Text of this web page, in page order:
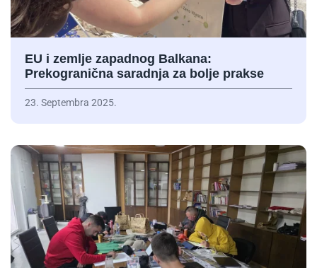
EU i zemlje zapadnog Balkana:
Prekogranična saradnja za bolje prakse
23. Septembra 2025.